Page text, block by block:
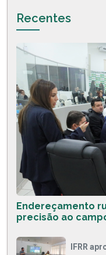
Recentes
Endereçamento
precisão ao
IFRR